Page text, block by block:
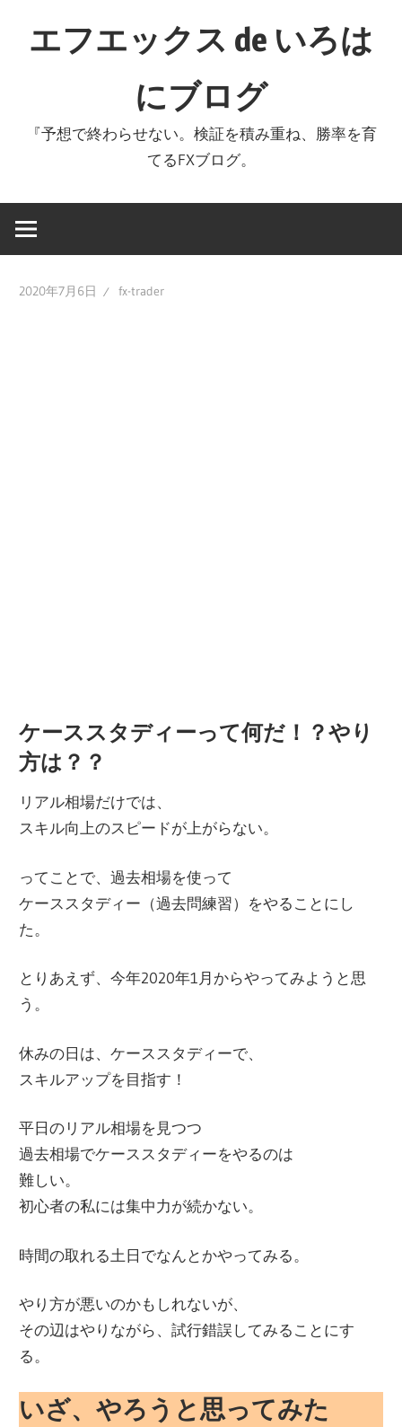
エフエックス de いろは
にブログ
『予想で終わらせない。検証を積み重ね、勝率を育
てるFXブログ。
2020年7月6日 fx-trader
ケーススタディーって何だ！？やり
方は？？
リアル相場だけでは、
スキル向上のスピードが上がらない。
ってことで、過去相場を使って
ケーススタディー（過去問練習）をやることにし
た。
とりあえず、今年2020年1月からやってみようと思
う。
休みの日は、ケーススタディーで、
スキルアップを目指す！
平日のリアル相場を見つつ
過去相場でケーススタディーをやるのは
難しい。
初心者の私には集中力が続かない。
時間の取れる土日でなんとかやってみる。
やり方が悪いのかもしれないが、
その辺はやりながら、試行錯誤してみることにす
る。
いざ、やろうと思ってみた